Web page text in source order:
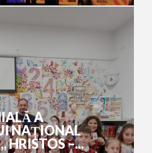
A
NAȚIONAL
HRISTOS –...